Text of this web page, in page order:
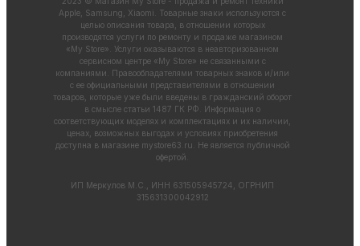
Apple, Samsung, Xiaomi. Товарные знаки используются с
целью описания товара, в отношении которых
производятся услуги по ремонту и продаже магазином
«My Store». Услуги оказываются в неавторизованном
сервисном центре «My Store» не связанными с
компаниями. Правообладателями товарных знаков и/или
с ее официальными представителями в отношении
товаров, которые уже были введены в гражданский оборот
в смысле статьи 1487 ГК РФ. Информация о
соответствующих моделях и комплектациях и их наличии,
ценах, возможных выгодах и условиях приобретения
доступна в магазине mystore63.ru . Не является публичной
офертой.
ИП Меркулов М.С., ИНН 631505945724, ОГРНИП
315631300042912